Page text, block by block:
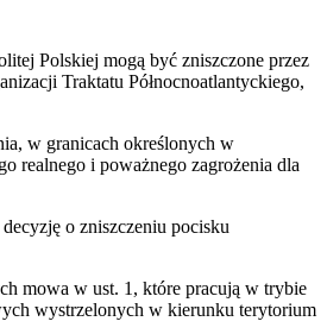
Polskiej mogą być zniszczone przez
Traktatu Północnoatlantyckiego,
w granicach określonych w
realnego i poważnego zagrożenia dla
o zniszczeniu pocisku
mowa w ust. 1, które pracują w trybie
wystrzelonych w kierunku terytorium